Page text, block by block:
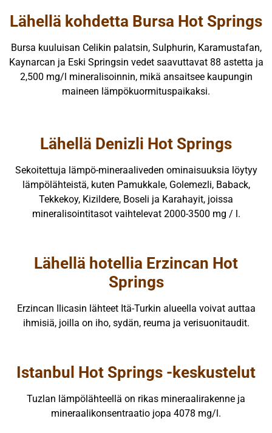
Lähellä kohdetta Bursa Hot Springs
Bursa kuuluisan Celikin palatsin, Sulphurin, Karamustafan,
Kaynarcan ja Eski Springsin vedet saavuttavat 88 astetta ja
2,500 mg/l mineralisoinnin, mikä ansaitsee kaupungin
maineen lämpökuormituspaikaksi.
Lähellä Denizli Hot Springs
Sekoitettuja lämpö-mineraaliveden ominaisuuksia löytyy
lämpölähteistä, kuten Pamukkale, Golemezli, Baback,
Tekkekoy, Kizildere, Boseli ja Karahayit, joissa
mineralisointitasot vaihtelevat 2000-3500 mg / l.
Lähellä hotellia Erzincan Hot
Springs
Erzincan Ilicasin lähteet Itä-Turkin alueella voivat auttaa
ihmisiä, joilla on iho, sydän, reuma ja verisuonitaudit.
Istanbul Hot Springs -keskustelut
Tuzlan lämpölähteellä on rikas mineraalirakenne ja
mineraalikonsentraatio jopa 4078 mg/l.